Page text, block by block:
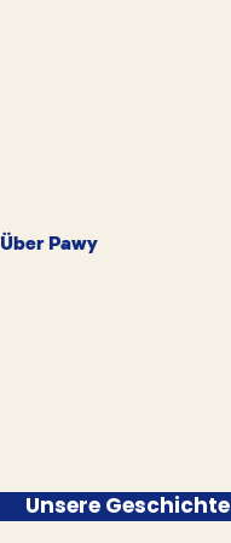
Über Pawy
Unsere Geschichte